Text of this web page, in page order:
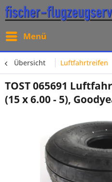
Menü
Übersicht Luftfahrtreifen
TOST 065691
(15 x 6.00 - 5),